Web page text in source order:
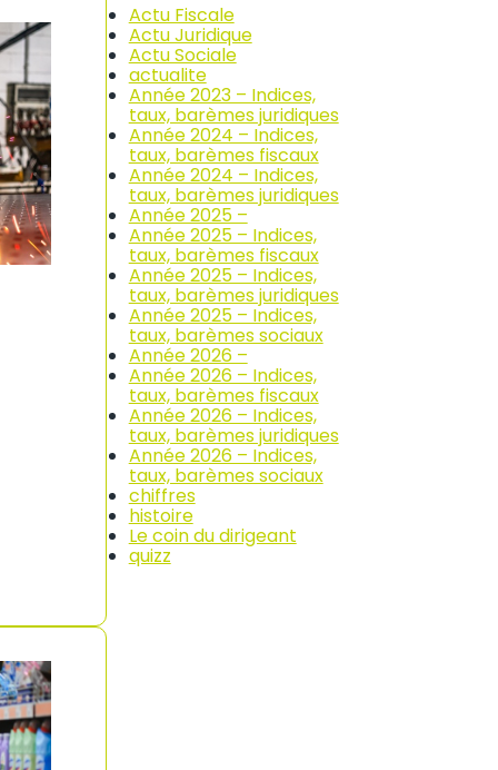
Actu Fiscale
Actu Juridique
Actu Sociale
actualite
Année 2023 – Indices,
taux, barèmes juridiques
Année 2024 – Indices,
taux, barèmes fiscaux
Année 2024 – Indices,
taux, barèmes juridiques
Année 2025 –
Année 2025 – Indices,
taux, barèmes fiscaux
Année 2025 – Indices,
taux, barèmes juridiques
Année 2025 – Indices,
taux, barèmes sociaux
Année 2026 –
Année 2026 – Indices,
taux, barèmes fiscaux
Année 2026 – Indices,
taux, barèmes juridiques
Année 2026 – Indices,
taux, barèmes sociaux
chiffres
histoire
Le coin du dirigeant
quizz